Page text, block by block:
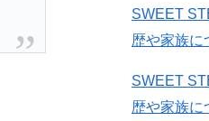
SWEET
歴や家族に
SWEET
歴や家族に